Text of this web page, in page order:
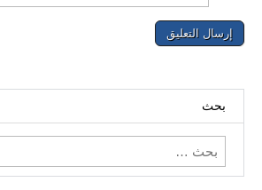
بحث
البحث
عن: